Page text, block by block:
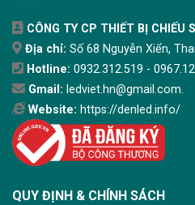
CÔNG TY CP THIẾT BỊ CHIẾU
Địa chỉ: Số 68 Nguyễn Xiển,
Hotline: 0932.312.519 -
Gmail: ledviet.hn@gmail.com.
Website: https://denled.info/
QUY ĐỊNH & CHÍNH SÁCH